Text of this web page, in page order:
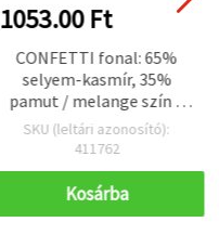
1053.00 Ft
CONFETTI fonal: 65%
selyem-kasmír, 35%
pamut / melange szín –
50 g (assortált, vegyes)
SKU (leltári azonosító):
411762
Kosárba